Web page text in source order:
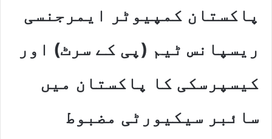
پاکستان کمپیوٹر ایمرجنسی
ریسپانس ٹیم (پی کے سرٹ) اور
کیسپرسکی کا پاکستان میں
سائبر سیکیورٹی مضبوط